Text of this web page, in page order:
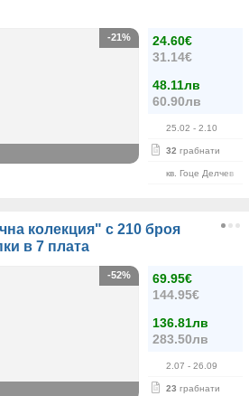
24.60€
31.14€
48.11лв
60.90лв
25.02 - 2.10
32 грабнати
кв. Гоце Делчев
-21%
колекция" с 210 броя
в 7 плата
69.95€
144.95€
136.81лв
283.50лв
2.07 - 26.09
23 грабнати
-52%